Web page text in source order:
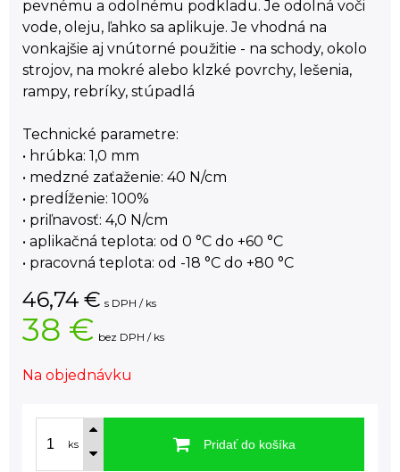
pevnému a odolnému podkladu. Je odolná voči
vode, oleju, ľahko sa aplikuje. Je vhodná na
vonkajšie aj vnútorné použitie - na schody, okolo
strojov, na mokré alebo klzké povrchy, lešenia,
rampy, rebríky, stúpadlá
Technické parametre:
• hrúbka: 1,0 mm
• medzné zaťaženie: 40 N/cm
• predĺženie: 100%
• priľnavosť: 4,0 N/cm
• aplikačná teplota: od 0 °C do +60 °C
• pracovná teplota: od -18 °C do +80 °C
46,74 € s DPH / ks
38 € bez DPH / ks
Na objednávku
ks Pridať do košíka